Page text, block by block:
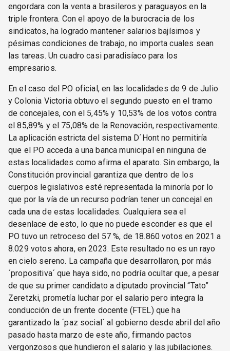
engordara con la venta a brasileros y paraguayos en la
triple frontera. Con el apoyo de la burocracia de los
sindicatos, ha logrado mantener salarios bajísimos y
pésimas condiciones de trabajo, no importa cuales sean
las tareas. Un cuadro casi paradisíaco para los
empresarios.
En el caso del PO oficial, en las localidades de 9 de Julio
y Colonia Victoria obtuvo el segundo puesto en el tramo
de concejales, con el 5,45% y 10,53% de los votos contra
el 85,89% y el 75,08% de la Renovación, respectivamente.
La aplicación estricta del sistema D´Hont no permitiría
que el PO acceda a una banca municipal en ninguna de
estas localidades como afirma el aparato. Sin embargo, la
Constitución provincial garantiza que dentro de los
cuerpos legislativos esté representada la minoría por lo
que por la vía de un recurso podrían tener un concejal en
cada una de estas localidades. Cualquiera sea el
desenlace de esto, lo que no puede esconder es que el
PO tuvo un retroceso del 57 %, de 18.860 votos en 2021 a
8.029 votos ahora, en 2023. Este resultado no es un rayo
en cielo sereno. La campaña que desarrollaron, por más
´propositiva´ que haya sido, no podría ocultar que, a pesar
de que su primer candidato a diputado provincial “Tato”
Zeretzki, prometía luchar por el salario pero integra la
conducción de un frente docente (FTEL) que ha
garantizado la ´paz social´ al gobierno desde abril del año
pasado hasta marzo de este año, firmando pactos
vergonzosos que hundieron el salario y las jubilaciones.